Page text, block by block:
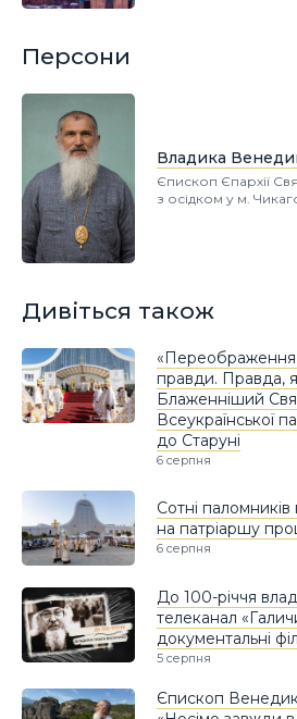
Персони
Владика
Єпископ Єпархії
з осідком у м.
Дивіться також
правди. Правда,
Блаженніший
Всеукраїнської
до Старуні
6 серпня
Сотні
на патріаршу
6 серпня
До 100-річчя
телеканал
документальні
5 серпня
Єпископ